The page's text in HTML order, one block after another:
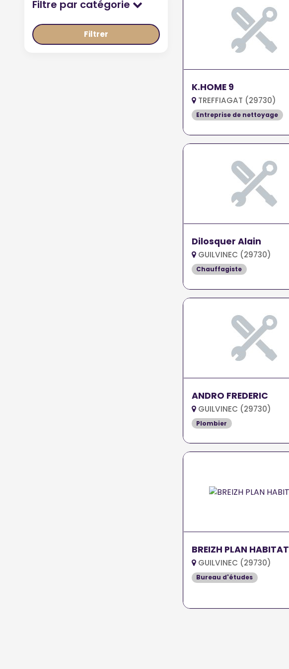
Filtre par catégorie
Filtrer
K.HOME 9
TREFFIAGAT (29730)
Entreprise de nettoyage
Dilosquer Alain
GUILVINEC (29730)
Chauffagiste
ANDRO FREDERIC
GUILVINEC (29730)
Plombier
BREIZH PLAN HABITAT
GUILVINEC (29730)
Bureau d'études